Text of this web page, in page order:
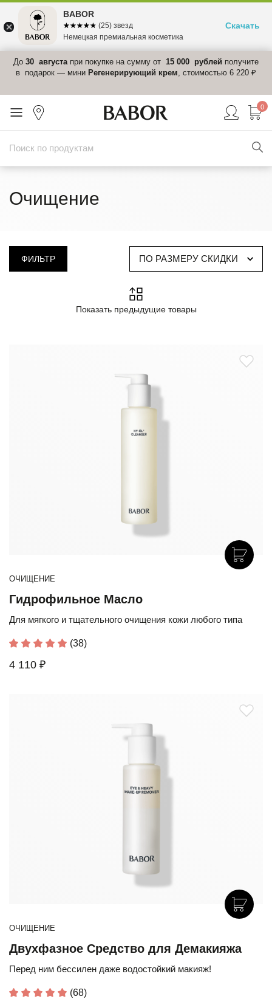
До 30 августапри покупке на сумму от 15 000 рублей получите
в подарок — мини Регенерирующий крем, стоимостью 6 220 ₽
0
Очищение
ФИЛЬТР ПО РАЗМЕРУ СКИДКИ
Показать предыдущие товары
ОЧИЩЕНИЕ
Гидрофильное Масло
Для мягкого и тщательного очищения кожи любого типа
(38)
4 110 ₽
ОЧИЩЕНИЕ
Двухфазное Средство для Демакияжа
Перед ним бессилен даже водостойкий макияж!
(68)
BABOR
☆☆☆☆☆
★★★★★ (25) звезд
Немецкая премиальная косметика
Скачать